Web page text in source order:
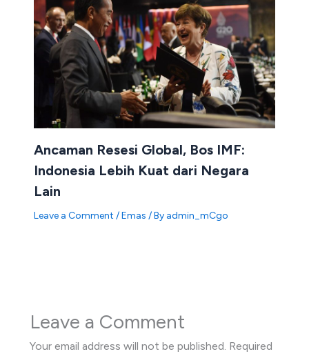
Ancaman Resesi Global, Bos IMF:
Indonesia Lebih Kuat dari Negara
Lain
Leave a Comment /Emas / By admin_mCgo
Leave a Comment
Your email address will not be published. Required